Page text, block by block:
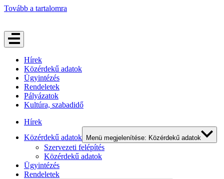
Tovább a tartalomra
Hírek
Közérdekű adatok
Ügyintézés
Rendeletek
Pályázatok
Kultúra, szabadidő
Hírek
Közérdekű adatok
Menü megjelenítése: Közérdekű adatok
Szervezeti felépítés
Közérdekű adatok
Ügyintézés
Rendeletek